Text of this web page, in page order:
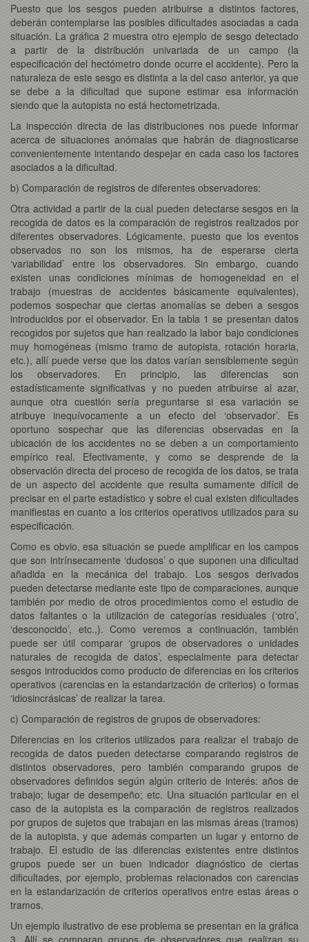
Puesto que los sesgos pueden atribuirse a distintos factores,
deberán contemplarse las posibles dificultades asociadas a cada
situación. La gráfica 2 muestra otro ejemplo de sesgo detectado
a partir de la distribución univariada de un campo (la
especificación del hectómetro donde ocurre el accidente). Pero la
naturaleza de este sesgo es distinta a la del caso anterior, ya que
se debe a la dificultad que supone estimar esa información
siendo que la autopista no está hectometrizada.
La inspección directa de las distribuciones nos puede informar
acerca de situaciones anómalas que habrán de diagnosticarse
convenientemente intentando despejar en cada caso los factores
asociados a la dificultad.
b) Comparación de registros de diferentes observadores:
Otra actividad a partir de la cual pueden detectarse sesgos en la
recogida de datos es la comparación de registros realizados por
diferentes observadores. Lógicamente, puesto que los eventos
observados no son los mismos, ha de esperarse cierta
‘variabilidad’ entre los observadores. Sin embargo, cuando
existen unas condiciones mínimas de homogeneidad en el
trabajo (muestras de accidentes básicamente equivalentes),
podemos sospechar que ciertas anomalías se deben a sesgos
introducidos por el observador. En la tabla 1 se presentan datos
recogidos por sujetos que han realizado la labor bajo condiciones
muy homogéneas (mismo tramo de autopista, rotación horaria,
etc.), allí puede verse que los datos varían sensiblemente según
los observadores. En principio, las diferencias son
estadísticamente significativas y no pueden atribuirse al azar,
aunque otra cuestión sería preguntarse si esa variación se
atribuye inequívocamente a un efecto del ‘observador’. Es
oportuno sospechar que las diferencias observadas en la
ubicación de los accidentes no se deben a un comportamiento
empírico real. Efectivamente, y como se desprende de la
observación directa del proceso de recogida de los datos, se trata
de un aspecto del accidente que resulta sumamente difícil de
precisar en el parte estadístico y sobre el cual existen dificultades
manifiestas en cuanto a los criterios operativos utilizados para su
especificación.
Como es obvio, esa situación se puede amplificar en los campos
que son intrínsecamente ‘dudosos’ o que suponen una dificultad
añadida en la mecánica del trabajo. Los sesgos derivados
pueden detectarse mediante este tipo de comparaciones, aunque
también por medio de otros procedimientos como el estudio de
datos faltantes o la utilización de categorías residuales (‘otro’,
‘desconocido’, etc.,). Como veremos a continuación, también
puede ser útil comparar ‘grupos de observadores o unidades
naturales de recogida de datos’, especialmente para detectar
sesgos introducidos como producto de diferencias en los criterios
operativos (carencias en la estandarización de criterios) o formas
‘idiosincrásicas’ de realizar la tarea.
c) Comparación de registros de grupos de observadores:
Diferencias en los criterios utilizados para realizar el trabajo de
recogida de datos pueden detectarse comparando registros de
distintos observadores, pero también comparando grupos de
observadores definidos según algún criterio de interés: años de
trabajo; lugar de desempeño; etc. Una situación particular en el
caso de la autopista es la comparación de registros realizados
por grupos de sujetos que trabajan en las mismas áreas (tramos)
de la autopista, y que además comparten un lugar y entorno de
trabajo. El estudio de las diferencias existentes entre distintos
grupos puede ser un buen indicador diagnóstico de ciertas
dificultades, por ejemplo, problemas relacionados con carencias
en la estandarización de criterios operativos entre estas áreas o
tramos.
Un ejemplo ilustrativo de ese problema se presentan en la gráfica
3. Allí se comparan grupos de observadores que realizan su